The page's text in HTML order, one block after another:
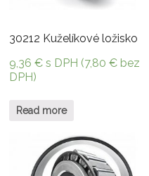
30212 Kuželíkové ložisko
9,36€ s DPH (7,80€ bez
DPH)
Read more